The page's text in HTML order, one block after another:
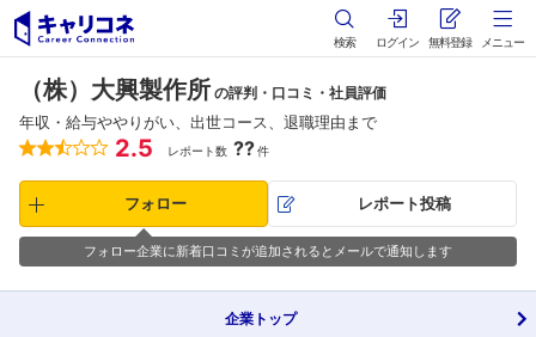
検索 ログイン 無料登録 メニュー
（株）大興製作所 の評判・口コミ・社員評価
年収・給与ややりがい、出世コース、退職理由まで
2.5 レポート数 ??件
フォロー レポート投稿
フォロー企業に新着口コミが追加されるとメールで通知します
企業 トップ